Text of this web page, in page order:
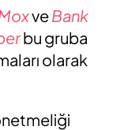
veBank
bu gruba
olarak